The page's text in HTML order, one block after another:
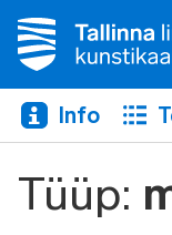
Info
Tüüp: